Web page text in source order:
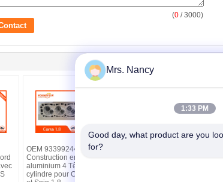
(0 / 3000)
OEM 93399244
Construction en
aluminium 4 Tête de
cylindre pour Corsa 1.8
Mrs. Nancy
1:33 PM
Good day, what product are you
for?